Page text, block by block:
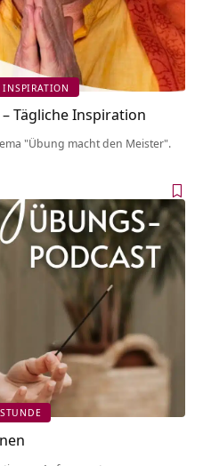
INSPIRATION
Tägliche Inspiration
"Übung macht den Meister".